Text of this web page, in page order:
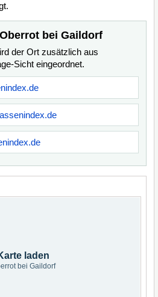
bei Gaildorf
der Ort zusätzlich aus
Sicht eingeordnet.
laden
bei Gaildorf